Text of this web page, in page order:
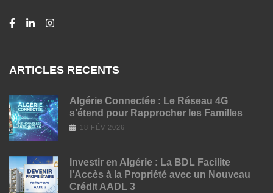
ARTICLES RECENTS
Algérie Connectée : Le Réseau 4G
s’étend pour Rapprocher les Familles
18 FÉV 2026
Investir en Algérie : La BDL Facilite
l’Accès à la Propriété avec un Nouveau
Crédit AADL 3